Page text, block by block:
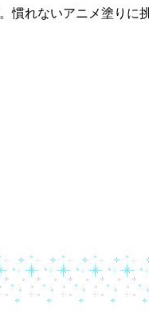
慣れないアニメ塗りに